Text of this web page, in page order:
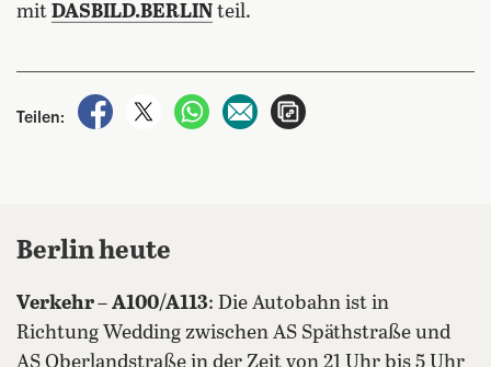
mit DASBILD.BERLIN teil.
Teilen:
auf Facebook teilen
auf X teilenper WhatsApp teilen
per E-Mail teilen
Berlin heute
Verkehr– A100/A113: Die Autobahn ist in
Richtung Wedding zwischen AS Späthstraße und
AS Oberlandstraße in der Zeit von 21 Uhr bis 5 Uhr